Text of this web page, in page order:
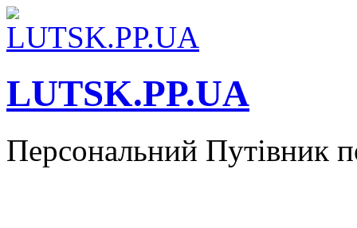
LUTSK.PP.UA
Персональний Путівник